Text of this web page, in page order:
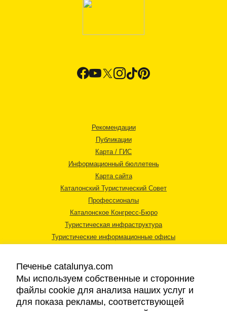
Рекомендации
Публикации
Карта / ГИС
Информационный бюллетень
Карта сайта
Каталонский Туристический Совет
Профессионалы
Каталонское Конгресс-Бюро
Туристическая инфраструктура
Туристические информационные офисы
Правовая информация
Печенье catalunya.com
Мы используем собственные и сторонние
файлы cookie для анализа наших услуг и
для показа рекламы, соответствующей